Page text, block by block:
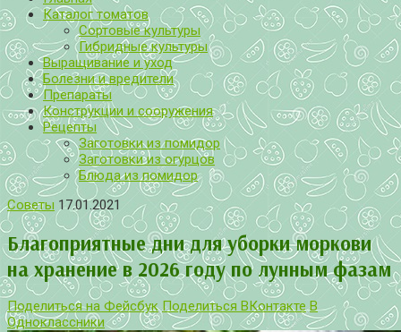
Каталог томатов
Сортовые культуры
Гибридные культуры
Выращивание и уход
Болезни и вредители
Препараты
Конструкции и сооружения
Рецепты
Заготовки из помидор
Заготовки из огурцов
Блюда из помидор
Советы 17.01.2021
Благоприятные дни для уборки моркови
на хранение в 2026 году по лунным фазам
Поделиться на Фейсбук Поделиться ВКонтакте В
Одноклассники